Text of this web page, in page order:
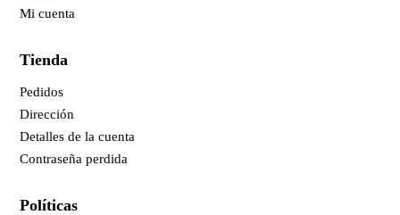
Mi cuenta
Tienda
Pedidos
Dirección
Detalles de la cuenta
Contraseña perdida
Políticas